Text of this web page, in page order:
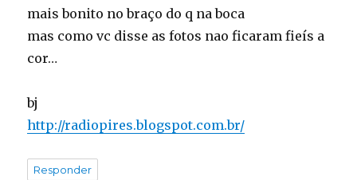
mais bonito no braço do q na boca
mas como vc disse as fotos nao ficaram fieís a
cor…
bj
http://radiopires.blogspot.com.br/
Responder